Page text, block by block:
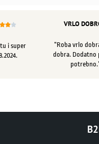

i super
VRLO
“Roba vrlo
dobra. Dodatno